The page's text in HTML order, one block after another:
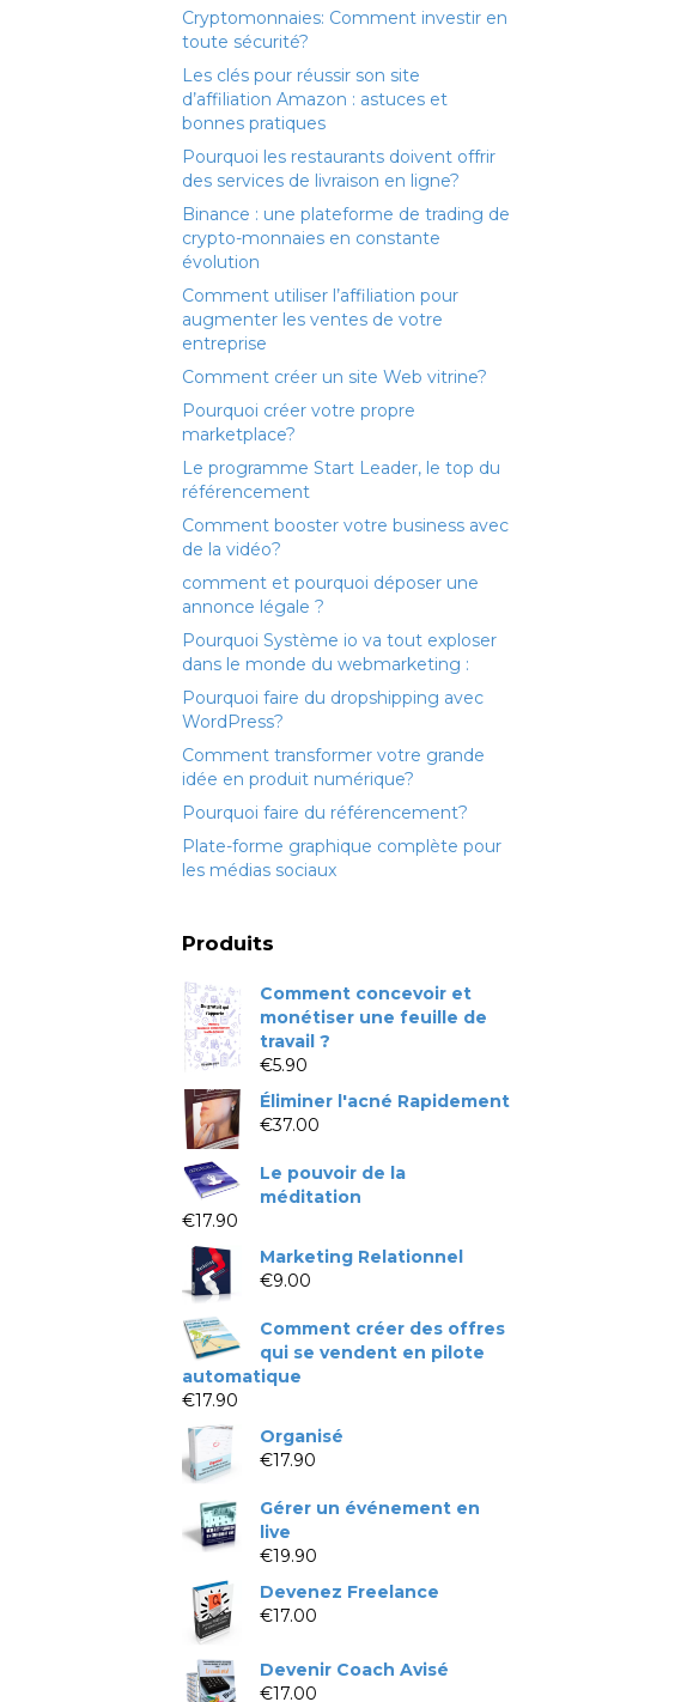
Cryptomonnaies: Comment investir en
toute sécurité?
Les clés pour réussir son site
d’affiliation Amazon : astuces et
bonnes pratiques
Pourquoi les restaurants doivent offrir
des services de livraison en ligne?
Binance : une plateforme de trading de
crypto-monnaies en constante
évolution
Comment utiliser l’affiliation pour
augmenter les ventes de votre
entreprise
Comment créer un site Web vitrine?
Pourquoi créer votre propre
marketplace?
Le programme Start Leader, le top du
référencement
Comment booster votre business avec
de la vidéo?
comment et pourquoi déposer une
annonce légale ?
Pourquoi Système io va tout exploser
dans le monde du webmarketing :
Pourquoi faire du dropshipping avec
WordPress?
Comment transformer votre grande
idée en produit numérique?
Pourquoi faire du référencement?
Plate-forme graphique complète pour
les médias sociaux
Produits
Comment concevoir et
monétiser une feuille de
travail ?
€5.90
Éliminer l'acné Rapidement
€37.00
Le pouvoir de la
méditation
€17.90
Marketing Relationnel
€9.00
Comment créer des offres
qui se vendent en pilote
automatique
€17.90
Organisé
€17.90
Gérer un événement en
live
€19.90
Devenez Freelance
€17.00
Devenir Coach Avisé
€17.00